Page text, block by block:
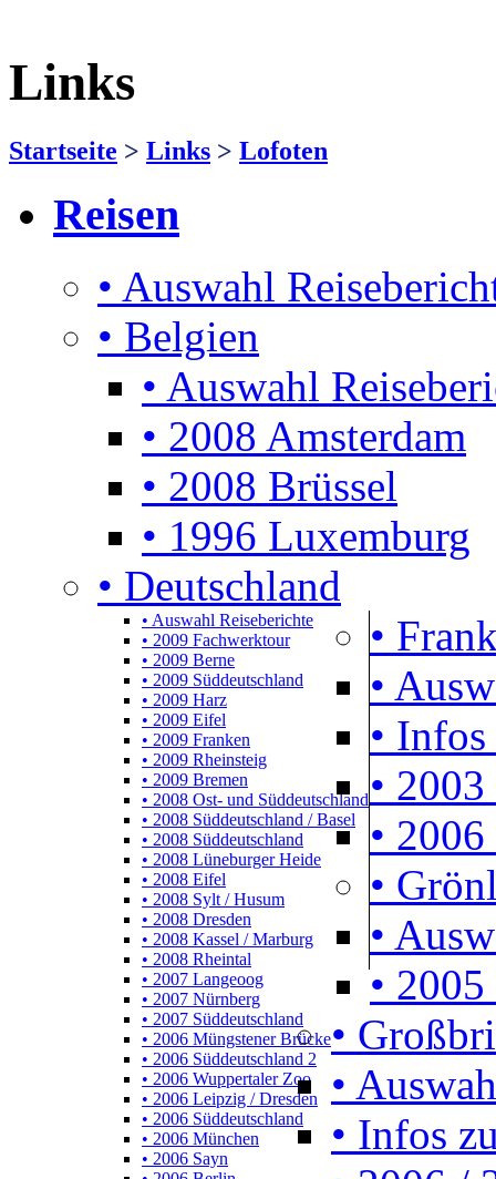
Links
Startseite > Links > Lofoten
Reisen
• Auswahl
• Belgien
• Auswahl
• 2008 Amsterdam
• 2008 Brüssel
• 1996 Luxemburg
• Deutschland
• Auswahl Reiseberichte
• 2009 Fachwerktour
• 2009 Berne
• 2009 Süddeutschland
• 2009 Harz
• 2009 Eifel
• 2009 Franken
• 2009 Rheinsteig
• 2009 Bremen
• 2008 Ost- und Süddeutschland
• 2008 Süddeutschland / Basel
• 2008 Süddeutschland
• 2008 Lüneburger Heide
• 2008 Eifel
• 2008 Sylt / Husum
• 2008 Dresden
• 2008 Kassel / Marburg
• 2008 Rheintal
• 2007 Langeoog
• 2007 Nürnberg
• 2007 Süddeutschland
• 2006 Müngstener Brücke
• 2006 Süddeutschland 2
• 2006 Wuppertaler Zoo
• 2006 Leipzig / Dresden
• 2006 Süddeutschland
• 2006 München
• 2006 Sayn
•
•
•
•
•
•
•
•
•
•
• Infos